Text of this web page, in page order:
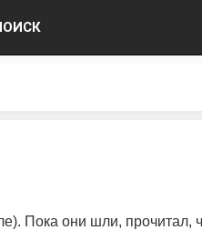
Пока они шли, прочитал,